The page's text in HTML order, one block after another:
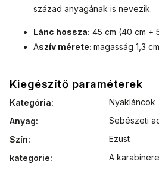
század anyagának is nevezik.
Lánc hossza: 45 cm (40 cm +
Aszív mérete: magasság 1,3
Kiegészítő paraméterek
Kategória:
Nyakláncok
Anyag:
Sebészeti
Szín:
Ezüst
kategorie:
A